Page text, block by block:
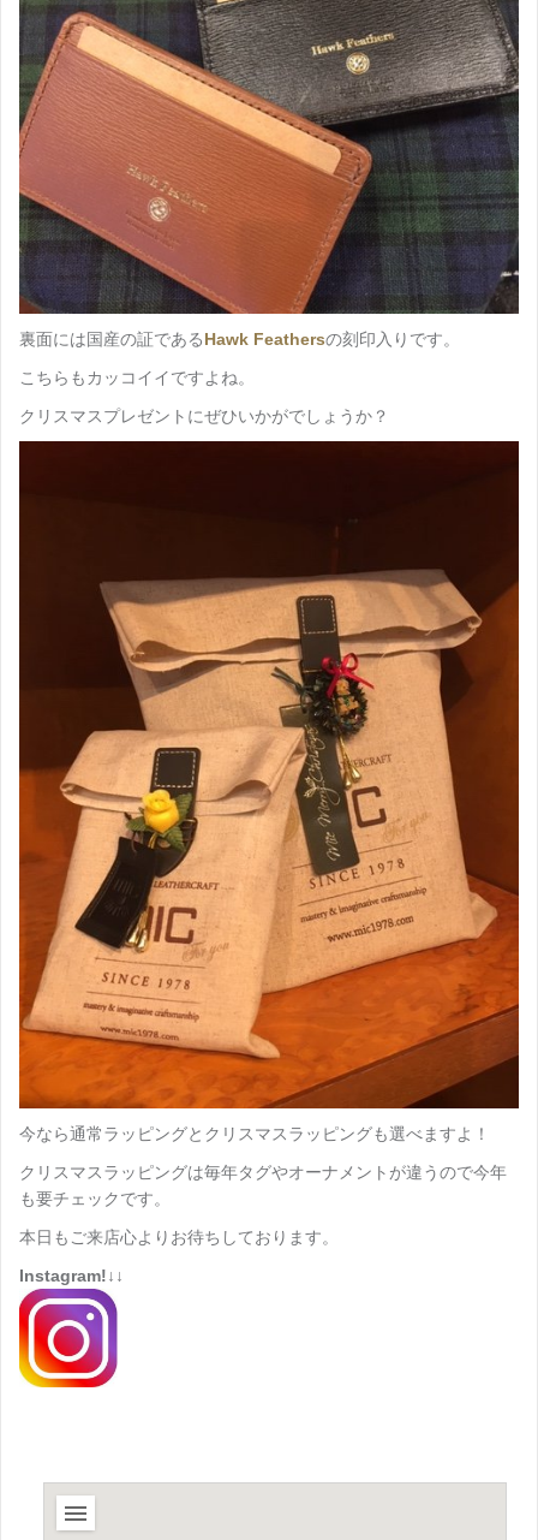
裏面には国産の証であるHawk Feathersの刻印入りです。
こちらもカッコイイですよね。
クリスマスプレゼントにぜひいかがでしょうか？
今なら通常ラッピングとクリスマスラッピングも選べますよ！
クリスマスラッピングは毎年タグやオーナメントが違うので今年
も要チェックです。
本日もご来店心よりお待ちしております。
Instagram!↓↓